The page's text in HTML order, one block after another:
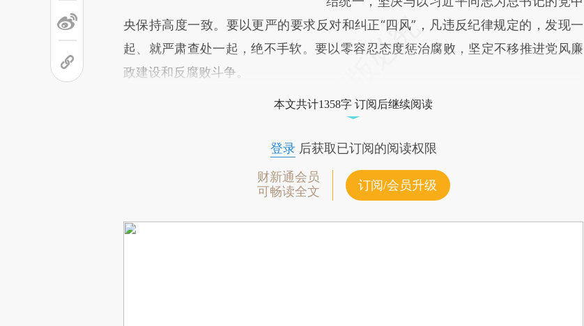
央保持高度一致。要以更严的要求反对和纠正“四风”，凡违反纪律规定的，发现一
起、就严肃查处一起，绝不手软。要以零容忍态度惩治腐败，坚定不移推进党风廉
政建设和反腐败斗争。
本文共计1358字 订阅后继续阅读
登录后获取已订阅的阅读权限
财新通会员
可畅读全文
订阅/会员升级